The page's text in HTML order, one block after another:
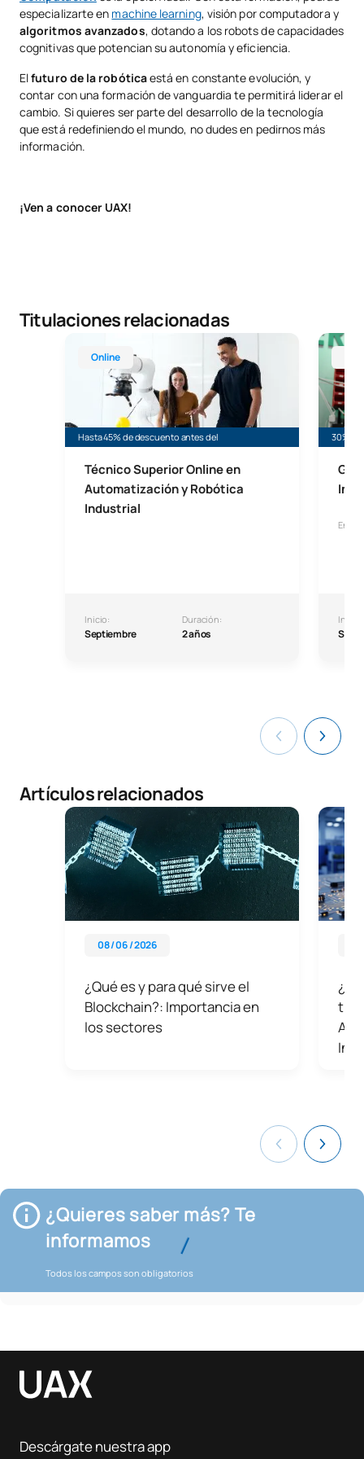
especializarte en machine learning, visión por computadora y
algoritmos avanzados, dotando a los robots de capacidades
cognitivas que potencian su autonomía y eficiencia.
Elfuturo de la robóticaestá en constante evolución, y
contar con una formación de vanguardia te permitirá liderar el
cambio. Si quieres ser parte del desarrollo de la tecnología
que está redefiniendo el mundo, no dudes en pedirnos más
información.
¡Ven a conocer UAX!
Titulaciones relacionadas
Online
Hasta 45% de descuento antes del
Técnico Superior Online en
Automatización y Robótica
Industrial
Inicio:
Septiembre
Duración:
2 años
Técnico Superior Online en Automatización y
30% de
En
Inicio:
Grado
Artículos relacionados
08 / 06 / 2026
¿Qué es y para qué sirve el
Blockchain?: Importancia en
los sectores
¿Quieres saber más? Te
informamos
Todos los campos son obligatorios
Descárgate nuestra app